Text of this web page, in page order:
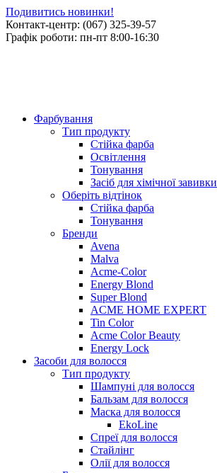
Подивитись новинки!
Контакт-центр: (067) 325-39-57
Графік роботи: пн-пт 8:00-16:30
Фарбування
Тип продукту
Стійка фарба
Освітлення
Тонування
Засіб для хімічної завивки
Оберіть відтінок
Стійка фарба
Тонування
Бренди
Avena
Malva
Acme-Color
Energy Blond
Super Blond
ACME HOME EXPERT
Tin Color
Acme Color Beauty
Energy Lock
Засоби для волосся
Тип продукту
Шампуні для волосся
Бальзам для волосся
Маска для волосся
EkoLine
Спреї для волосся
Стайлінг
Олії для волосся